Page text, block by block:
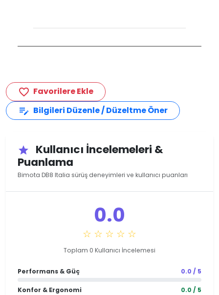
favorite_border Favorilere Ekle
edit_note Bilgileri Düzenle / Düzeltme Öner
star
Kullanıcı İncelemeleri &
Puanlama
Bimota DB8 Italia sürüş deneyimleri ve kullanıcı puanları
0.0
☆ ☆ ☆ ☆ ☆
Toplam 0 Kullanıcı İncelemesi
Performans & Güç 0.0 / 5
Konfor & Ergonomi 0.0 / 5